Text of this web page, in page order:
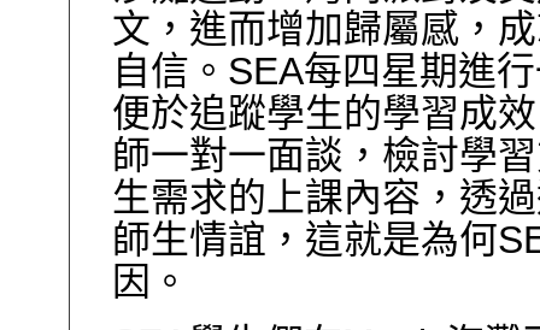
文，進而增加歸屬感，
自信。 SEA每四星期進
便於追蹤學生的學習成
師一對一面談，檢討學
生需求的上課內容，透
師生情誼，這就是為何
因。